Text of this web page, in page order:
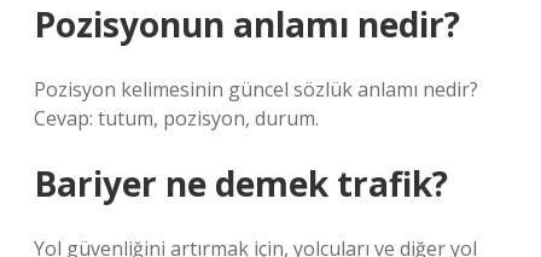
Pozisyonun anlamı nedir?
Pozisyon kelimesinin güncel sözlük anlamı nedir?
Cevap: tutum, pozisyon, durum.
Bariyer ne demek trafik?
Yol güvenliğini artırmak için, yolcuları ve diğer yol